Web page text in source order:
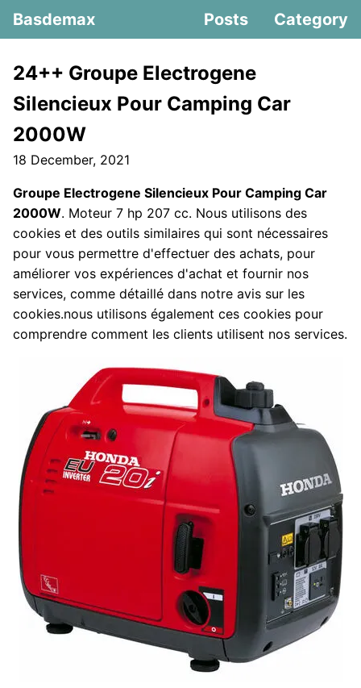
Basdemax Posts Category
24++ Groupe Electrogene
Silencieux Pour Camping Car
2000W
18 December, 2021
Groupe Electrogene Silencieux Pour Camping Car
2000W. Moteur 7 hp 207 cc. Nous utilisons des
cookies et des outils similaires qui sont nécessaires
pour vous permettre d'effectuer des achats, pour
améliorer vos expériences d'achat et fournir nos
services, comme détaillé dans notre avis sur les
cookies.nous utilisons également ces cookies pour
comprendre comment les clients utilisent nos services.